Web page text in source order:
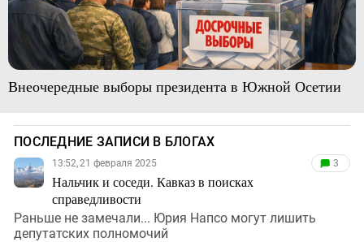
Внеочередные выборы президента в Южной Осетии
ПОСЛЕДНИЕ ЗАПИСИ В БЛОГАХ
13:52, 21 февраля 2025
Нальчик и соседи. Кавказ в поисках
справедливости
3
Раньше не замечали... Юрия Напсо могут лишить
депутатских полномочий